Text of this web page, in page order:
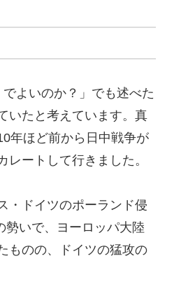
よいのか？」でも述べた
いたと考えています。真
年ほど前から日中戦争が
ートして行きました。
・ドイツのポーランド侵
勢いで、ヨーロッパ大陸
ものの、ドイツの猛攻の